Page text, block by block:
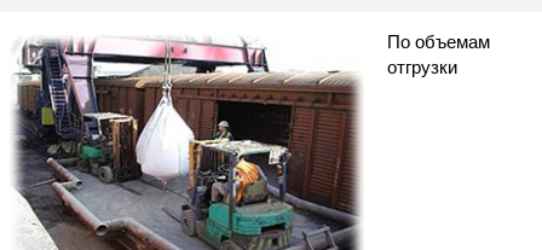
По объемам
отгрузки